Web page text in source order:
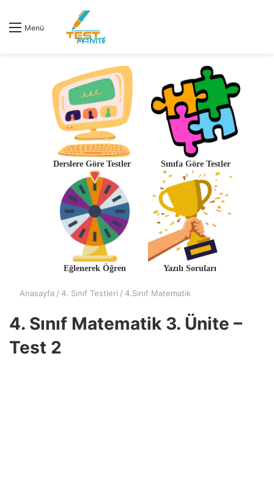
Menü
Derslere Göre Testler Sınıfa Göre Testler
Eğlenerek Öğren Yazılı Soruları
Anasayfa / 4. Sınıf Testleri / 4.Sınıf Matematik
4. Sınıf Matematik 3. Ünite –
Test 2